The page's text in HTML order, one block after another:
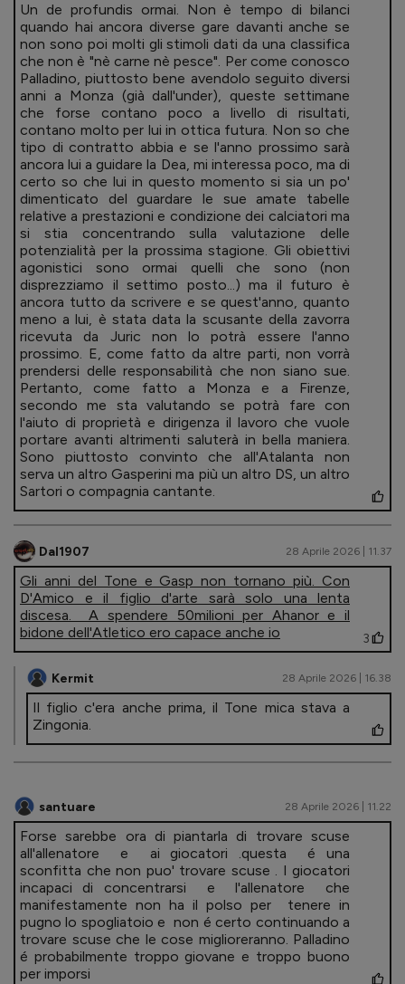
Un de profundis ormai. Non è tempo di bilanci
quando hai ancora diverse gare davanti anche se
non sono poi molti gli stimoli dati da una classifica
che non è "nè carne nè pesce". Per come conosco
Palladino, piuttosto bene avendolo seguito diversi
anni a Monza (già dall'under), queste settimane
che forse contano poco a livello di risultati,
contano molto per lui in ottica futura. Non so che
tipo di contratto abbia e se l'anno prossimo sarà
ancora lui a guidare la Dea, mi interessa poco, ma di
certo so che lui in questo momento si sia un po'
dimenticato del guardare le sue amate tabelle
relative a prestazioni e condizione dei calciatori ma
si stia concentrando sulla valutazione delle
potenzialità per la prossima stagione. Gli obiettivi
agonistici sono ormai quelli che sono (non
disprezziamo il settimo posto...) ma il futuro è
ancora tutto da scrivere e se quest'anno, quanto
meno a lui, è stata data la scusante della zavorra
ricevuta da Juric non lo potrà essere l'anno
prossimo. E, come fatto da altre parti, non vorrà
prendersi delle responsabilità che non siano sue.
Pertanto, come fatto a Monza e a Firenze,
secondo me sta valutando se potrà fare con
l'aiuto di proprietà e dirigenza il lavoro che vuole
portare avanti altrimenti saluterà in bella maniera.
Sono piuttosto convinto che all'Atalanta non
serva un altro Gasperini ma più un altro DS, un altro
Sartori o compagnia cantante.
Dal1907 28 Aprile 2026 | 11.37
Gli anni del Tone e Gasp non tornano più. Con
D'Amico e il figlio d'arte sarà solo una lenta
discesa. A spendere 50milioni per Ahanor e il
bidone dell'Atletico ero capace anche io
3
Kermit 28 Aprile 2026 | 16.38
Il figlio c'era anche prima, il Tone mica stava a
Zingonia.
santuare 28 Aprile 2026 | 11.22
Forse sarebbe ora di piantarla di trovare scuse
all'allenatore e ai giocatori .questa é una
sconfitta che non puo' trovare scuse . I giocatori
incapaci di concentrarsi e l'allenatore che
manifestamente non ha il polso per tenere in
pugno lo spogliatoio e non é certo continuando a
trovare scuse che le cose miglioreranno. Palladino
é probabilmente troppo giovane e troppo buono
per imporsi